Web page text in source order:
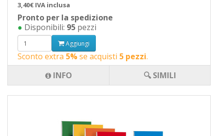
3,40€ IVA inclusa
Pronto per la spedizione
● Disponibili: 95 pezzi
Aggiungi
Sconto extra 5%se acquisti 5 pezzi.
INFO
🔍 SIMILI